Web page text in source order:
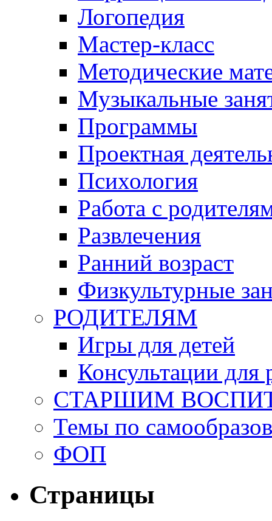
Логопедия
Мастер-класс
Методические
Музыкальные
Программы
Проектная
Психология
Работа с
Развлечения
Ранний возраст
Физкультурные
РОДИТЕЛЯМ
Игры для детей
Консультации для
СТАРШИМ
Темы по
ФОП
Страницы